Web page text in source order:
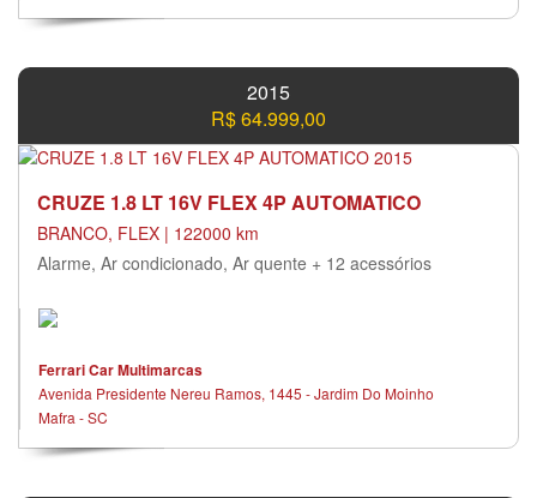
2015
R$ 64.999,00
CRUZE 1.8 LT 16V FLEX 4P AUTOMATICO
BRANCO, FLEX | 122000 km
Alarme, Ar condicionado, Ar quente + 12 acessórios
Ferrari Car Multimarcas
Avenida Presidente Nereu Ramos, 1445 - Jardim Do Moinho
Mafra - SC